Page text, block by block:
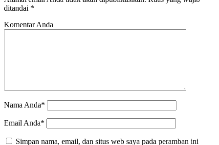
ditandai *
Komentar Anda
Nama Anda*
Email Anda*
Simpan nama, email, dan situs web saya pada peramban ini